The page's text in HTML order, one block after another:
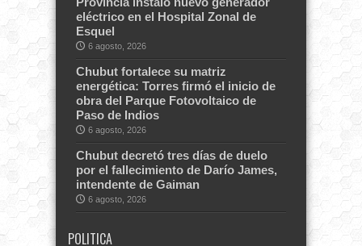
eléctrico en el Hospital Zonal de
Esquel
6 agosto, 2026
Chubut fortalece su matriz
energética: Torres firmó el inicio de
obra del Parque Fotovoltaico de
Paso de Indios
6 agosto, 2026
Chubut decretó tres días de duelo
por el fallecimiento de Darío James,
intendente de Gaiman
6 agosto, 2026
POLITICA